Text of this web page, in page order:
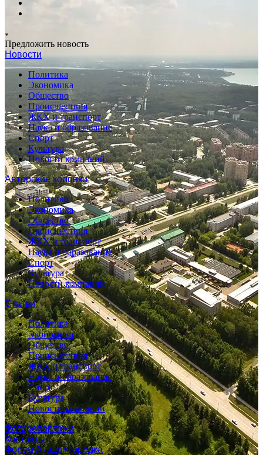
Предложить новость
Новости
Политика
Экономика
Общество
Происшествия
ЖКХ и транспорт
Наука и образование
Спорт
Культура
Новости компаний
Авторские колонки
Политика
Экономика
Общество
Происшествия
ЖКХ и транспорт
Наука и образование
Спорт
Культура
Новости компаний
Статьи
Политика
Экономика
Общество
Происшествия
ЖКХ и транспорт
Наука и образование
Спорт
Культура
Новости компаний
Фоторепортажи
Контакты
Форум Академгородка